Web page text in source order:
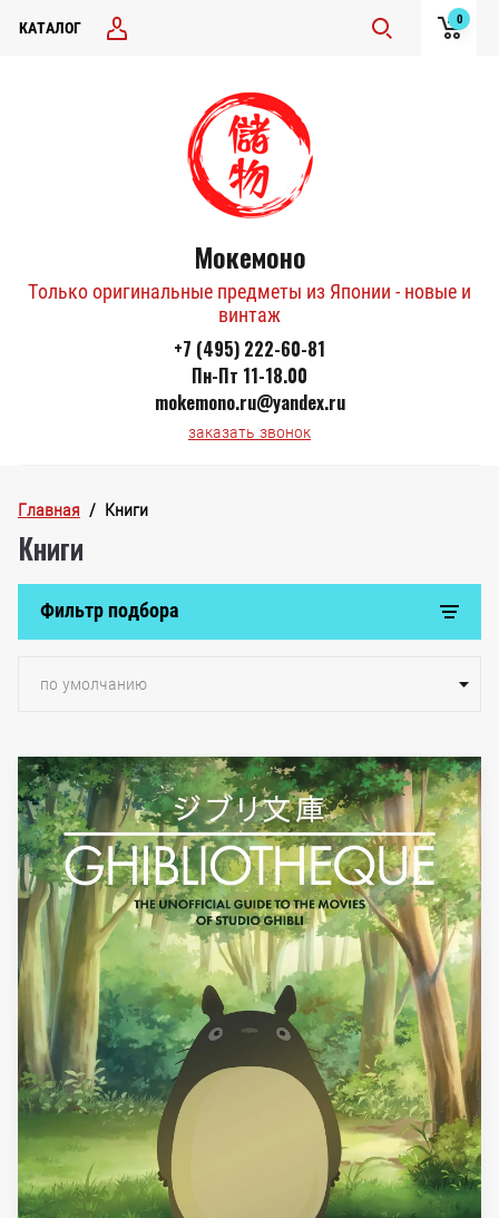
КАТАЛОГ 0
Мокемоно
Только оригинальные предметы из Японии - новые и
винтаж
+7 (495) 222-60-81
Пн-Пт 11-18.00
mokemono.ru@yandex.ru
заказать звонок
Главная
  /  Книги
Книги
Фильтр подбора
по умолчанию